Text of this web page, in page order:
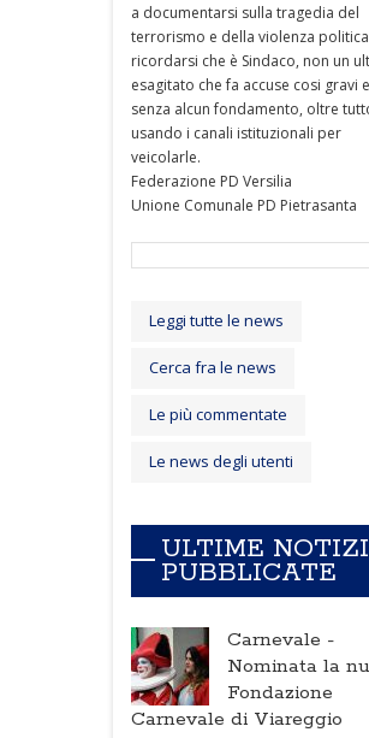
a documentarsi sulla tragedia del
terrorismo e della violenza
ricordarsi che è Sindaco, non un
esagitato che fa accuse cosi gravi e
senza alcun fondamento, oltre
usando i canali istituzionali per
veicolarle.
Federazione PD Versilia
Unione Comunale PD Pietrasanta
Leggi tutte le news
Cerca fra le news
Le più commentate
Le news degli utenti
ULTIME
PUBBLICATE
Carnevale -
Nominata la
Fondazione
Carnevale di Viareggio